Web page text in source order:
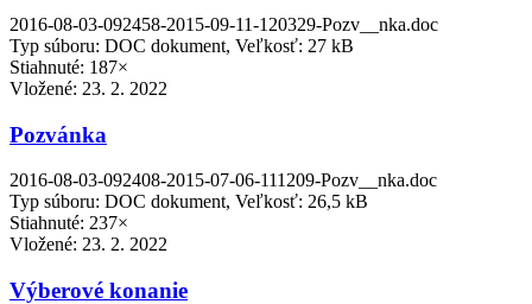
2016-08-03-092458-2015-09-11-120329-Pozv__nka.doc
Typ súboru: DOC dokument, Veľkosť: 27 kB
Stiahnuté: 187×
Vložené: 23. 2. 2022
Pozvánka
2016-08-03-092408-2015-07-06-111209-Pozv__nka.doc
Typ súboru: DOC dokument, Veľkosť: 26,5 kB
Stiahnuté: 237×
Vložené: 23. 2. 2022
Výberové konanie